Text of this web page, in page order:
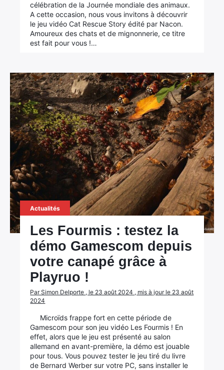
célébration de la Journée mondiale des animaux.
A cette occasion, nous vous invitons à découvrir
le jeu vidéo Cat Rescue Story édité par Nacon.
Amoureux des chats et de mignonnerie, ce titre
est fait pour vous !…
Actualités
Les Fourmis : testez la
démo Gamescom depuis
votre canapé grâce à
Playruo !
Par Simon Delporte , le 23 août 2024 , mis à jour le 23 août
2024
Microïds frappe fort en cette période de
Gamescom pour son jeu vidéo Les Fourmis ! En
effet, alors que le jeu est présenté au salon
allemand en avant-première, la démo est jouable
pour tous. Vous pouvez tester le jeu tiré du livre
de Bernard Werber sur votre PC, sans installer le